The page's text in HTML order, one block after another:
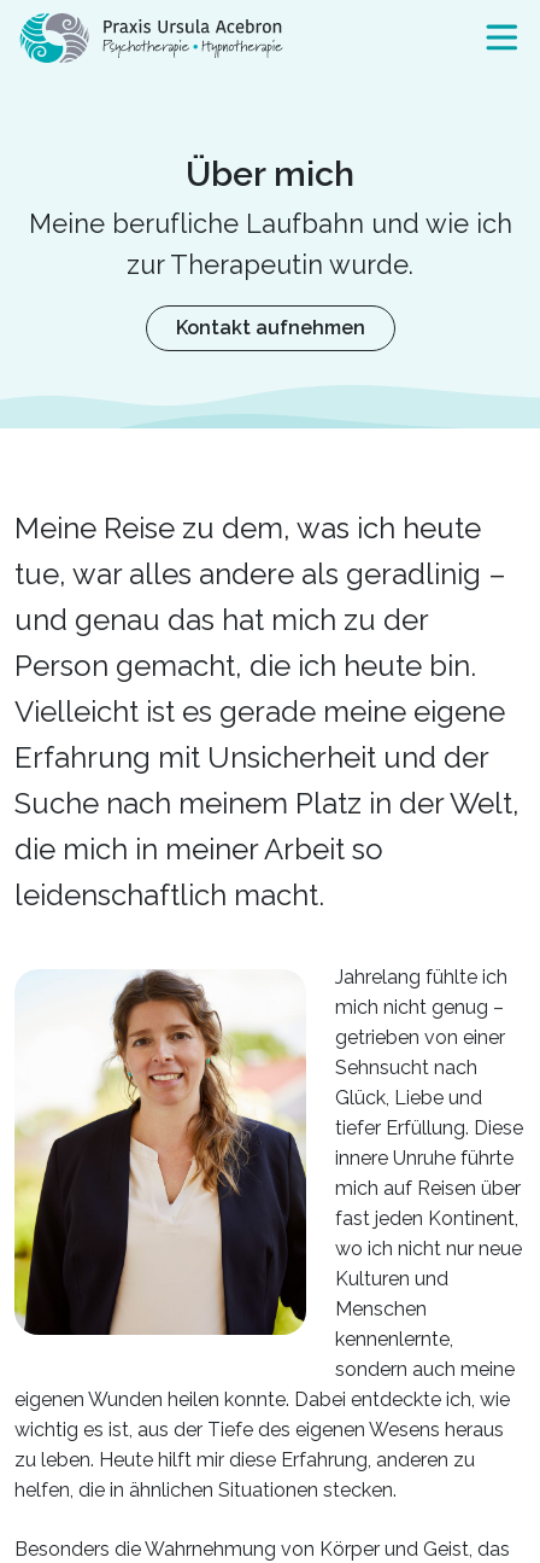
Über mich
Meine berufliche Laufbahn und wie ich
zur Therapeutin wurde.
Kontakt aufnehmen
Meine Reise zu dem, was ich heute
tue, war alles andere als geradlinig –
und genau das hat mich zu der
Person gemacht, die ich heute bin.
Vielleicht ist es gerade meine eigene
Erfahrung mit Unsicherheit und der
Suche nach meinem Platz in der Welt,
die mich in meiner Arbeit so
leidenschaftlich macht.
Jahrelang fühlte ich
mich nicht genug –
getrieben von einer
Sehnsucht nach
Glück, Liebe und
tiefer Erfüllung. Diese
innere Unruhe führte
mich auf Reisen über
fast jeden Kontinent,
wo ich nicht nur neue
Kulturen und
Menschen
kennenlernte,
sondern auch meine
eigenen Wunden heilen konnte. Dabei entdeckte ich, wie
wichtig es ist, aus der Tiefe des eigenen Wesens heraus
zu leben. Heute hilft mir diese Erfahrung, anderen zu
helfen, die in ähnlichen Situationen stecken.
Besonders die Wahrnehmung von Körper und Geist, das